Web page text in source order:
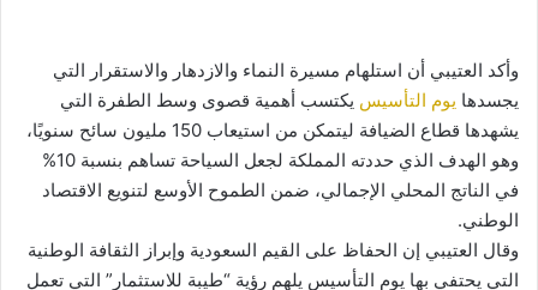
وأكد العتيبي أن استلهام مسيرة النماء والازدهار والاستقرار التي
يجسدها يوم التأسيس يكتسب أهمية قصوى وسط الطفرة التي
يشهدها قطاع الضيافة ليتمكن من استيعاب 150 مليون سائح سنويًا،
وهو الهدف الذي حددته المملكة لجعل السياحة تساهم بنسبة 10%
في الناتج المحلي الإجمالي، ضمن الطموح الأوسع لتنويع الاقتصاد
الوطني.
وقال العتيبي إن الحفاظ على القيم السعودية وإبراز الثقافة الوطنية
التي يحتفي بها يوم التأسيس يلهم رؤية “طيبة للاستثمار” التي تعمل